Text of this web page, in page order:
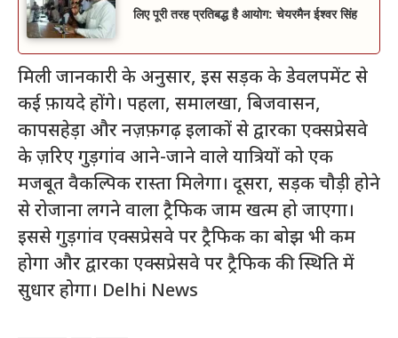
लिए पूरी तरह प्रतिबद्ध है आयोग: चेयरमैन ईश्वर सिंह
मिली जानकारी के अनुसार, इस सड़क के डेवलपमेंट से
कई फ़ायदे होंगे। पहला, समालखा, बिजवासन,
कापसहेड़ा और नज़फ़गढ़ इलाकों से द्वारका एक्सप्रेसवे
के ज़रिए गुड़गांव आने-जाने वाले यात्रियों को एक
मजबूत वैकल्पिक रास्ता मिलेगा। दूसरा, सड़क चौड़ी होने
से रोजाना लगने वाला ट्रैफिक जाम खत्म हो जाएगा।
इससे गुड़गांव एक्सप्रेसवे पर ट्रैफिक का बोझ भी कम
होगा और द्वारका एक्सप्रेसवे पर ट्रैफिक की स्थिति में
सुधार होगा। Delhi News